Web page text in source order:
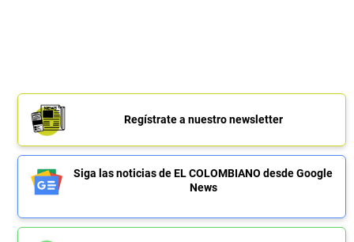
Regístrate a nuestro newsletter
Siga las noticias de EL COLOMBIANO desde Google
News